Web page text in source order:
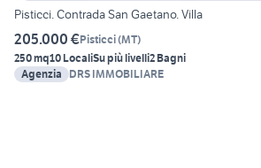
Pisticci. Contrada San Gaetano. Villa
205.000 €Pisticci(MT)
250 mq10 LocaliSu più livelli2 Bagni
Agenzia
DRS IMMOBILIARE